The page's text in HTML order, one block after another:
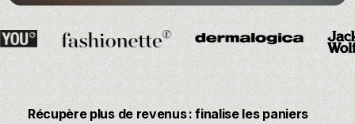
Récupère plus de revenus : finalise les paniers